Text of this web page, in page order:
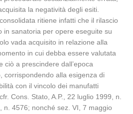
la negatività degli esiti.
ritiene infatti che il rilascio
in sanatoria per opere eseguite su
vada acquisito in relazione alla
in cui debba essere valutata
ciò a prescindere dall’epoca
corrispondendo alla esigenza di
con il vincolo dei manufatti
Cons. Stato, A.P., 22 luglio 1999, n.
n. 4576; nonché sez. VI, 7 maggio